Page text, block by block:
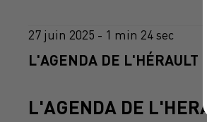
27 juin 2025 - 1 min 24 sec
L'AGENDA DE L'HÉRAULT
L'AGENDA DE